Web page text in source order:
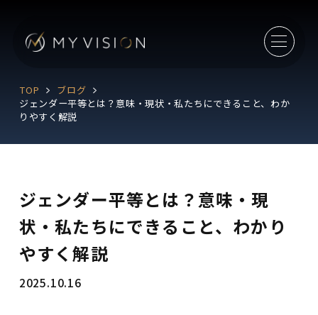
TOP
ブログ
ジェンダー平等とは？意味・現状・私たちにできること、わか
りやすく解説
ジェンダー平等とは？意味・現
状・私たちにできること、わかり
やすく解説
2025.10.16